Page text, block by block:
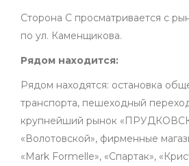
Сторона С просматривается с
по ул. Каменщикова.
Рядом находится:
Рядом находятся: остановка
транспорта, пешеходный
крупнейший рынок
«Волотовской», фирменные
«Mark Formelle», «Спартак»,